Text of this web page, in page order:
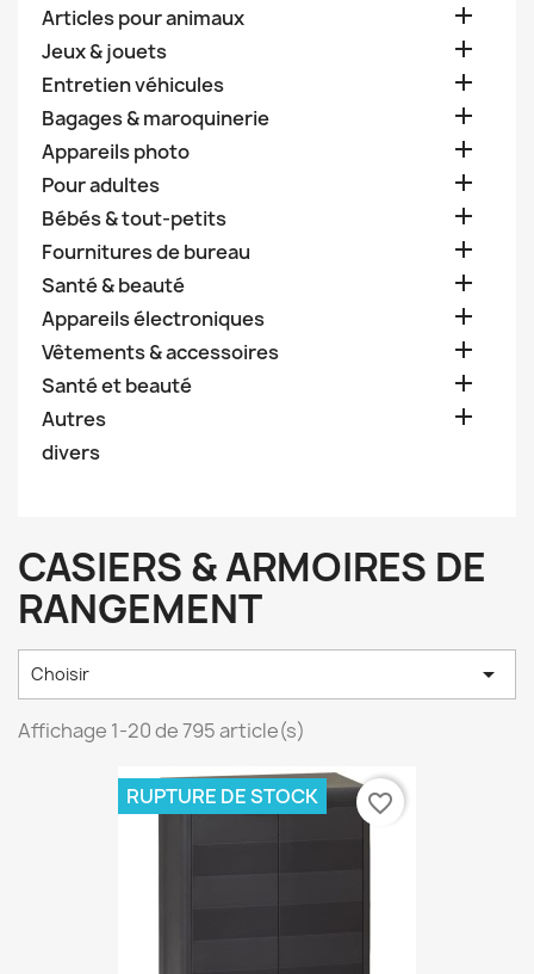
Articles pour animaux 
Jeux & jouets 
Entretien véhicules 
Bagages & maroquinerie 
Appareils photo 
Pour adultes 
Bébés & tout-petits 
Fournitures de bureau 
Santé & beauté 
Appareils électroniques 
Vêtements & accessoires 
Santé et beauté 
Autres 
divers
CASIERS & ARMOIRES DE
RANGEMENT
Choisir 
Affichage 1-20 de 795 article(s)
RUPTURE DE STOCK favorite_border